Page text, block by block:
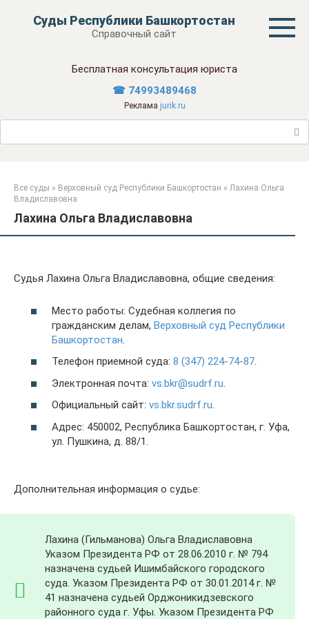
Суды Республики Башкортостан
Справочный сайт
Бесплатная консультация юриста
☎ 74993489468
Реклама jurik.ru
Поиск:
Все суды » Верховный суд Республики Башкортостан » Лахина Ольга
Владиславовна
Лахина Ольга Владиславовна
Судья Лахина Ольга Владиславовна, общие сведения:
Место работы: Судебная коллегия по
гражданским делам, Верховный суд Республики
Башкортостан
Телефон приемной суда: 8 (347) 224-74-87.
Электронная почта: vs.bkr@sudrf.ru
Официальный сайт: vs.bkr.sudrf.ru.
Адрес: 450002, Республика Башкортостан, г. Уфа,
ул. Пушкина, д. 88/1.
Дополнительная информация о судье:
Лахина (Гильманова) Ольга Владиславовна
Указом Президента РФ от 28.06.2010 г. № 794
назначена судьей Ишимбайского городского
суда. Указом Президента РФ от 30.01.2014 г. №
41 назначена судьей Орджоникидзевского
районного суда г. Уфы. Указом Президента РФ